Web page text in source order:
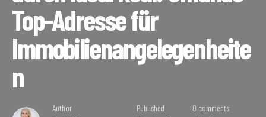
Top-Adresse für
Immobilienangelegenheite
n
Author Published 0 comments